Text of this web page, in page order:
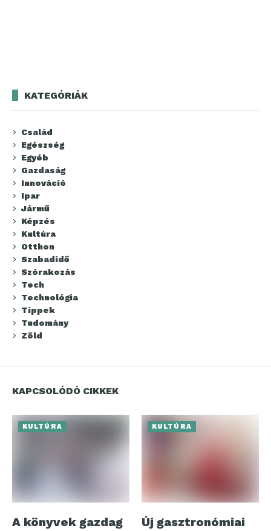
KATEGÓRIÁK
Család
Egészség
Egyéb
Gazdaság
Innováció
Ipar
Jármű
Képzés
Kultúra
Otthon
Szabadidő
Szórakozás
Tech
Technológia
Tippek
Tudomány
Zöld
KAPCSOLÓDÓ CIKKEK
KULTÚRA
A könyvek gazdag
KULTÚRA
Új gasztronómiai